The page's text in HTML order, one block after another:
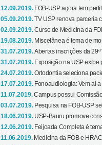
12.09.2019. FOB-USP agora tem
05.09.2019.TV USP renova parceria
02.09.2019.Curso de Medicina da
19.08.2019. Miscelânea é tema de
31.07.2019.Abertas inscrições da 29ª
31.07.2019. Exposição na USP exibe
24.07.2019.Ortodontia seleciona
17.07.2019. Fonoaudiologia: Vem aí
11.07.2019.Campus possui
03.07.2019. Pesquisa na FOB-USP
18.06.2019. USP-Bauru promove
12.06.2019. Feijoada Completa é
11.06.2019. Medicina da FOB e